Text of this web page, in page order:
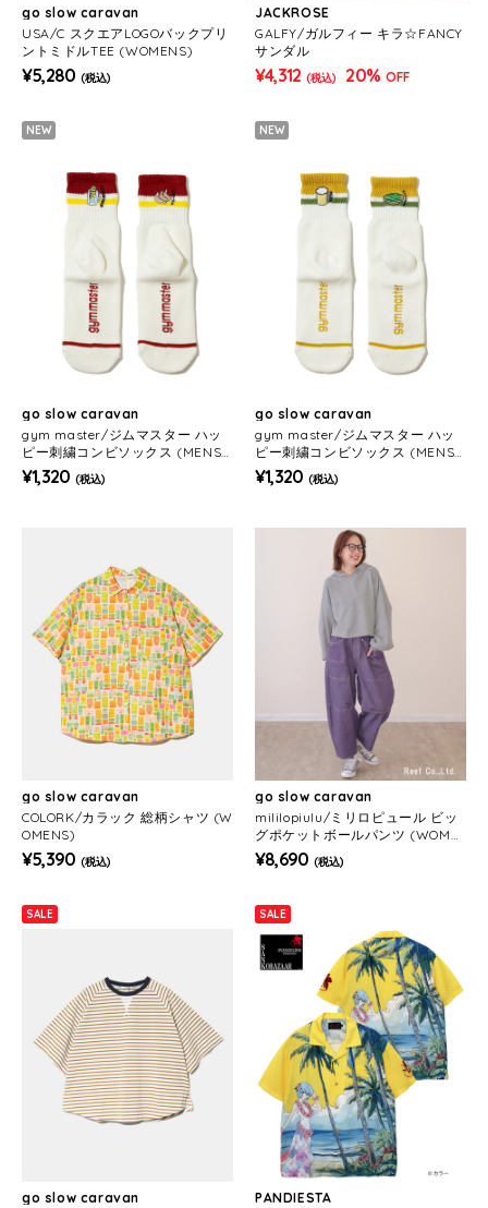
go slow caravan
USA/C スクエアLOGOバックプリ
ントミドルTEE (WOMENS)
¥5,280 (税込)
JACKROSE
GALFY/ガルフィー キラ☆FANCY
サンダル
¥4,312 (税込) 20% OFF
NEW
go slow caravan
gym master/ジムマスター ハッ
ピー刺繍コンビソックス (MENS/
WOMENS)
¥1,320 (税込)
NEW
go slow caravan
gym master/ジムマスター ハッ
ピー刺繍コンビソックス (MENS/
WOMENS)
¥1,320 (税込)
go slow caravan
COLORK/カラック 総柄シャツ (W
OMENS)
¥5,390 (税込)
go slow caravan
mililopiulu/ミリロピュール ビッ
グポケットボールパンツ (WOME
NS)
¥8,690 (税込)
SALE
go slow caravan
SALE
PANDIESTA